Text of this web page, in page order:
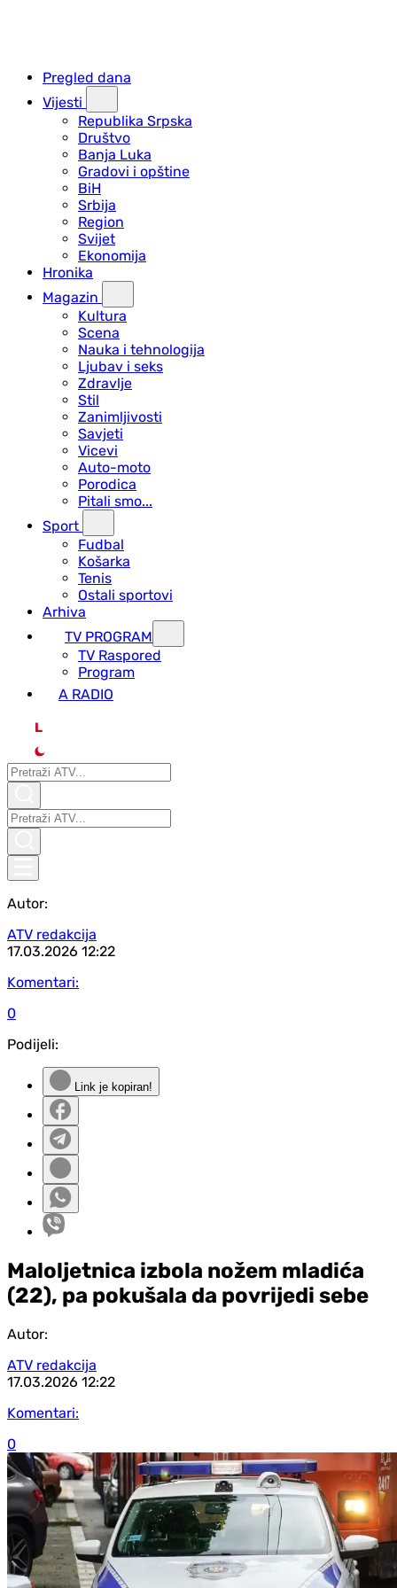
Pregled dana
Vijesti
Republika Srpska
Društvo
Banja Luka
Gradovi i opštine
BiH
Srbija
Region
Svijet
Ekonomija
Hronika
Magazin
Kultura
Scena
Nauka i tehnologija
Ljubav i seks
Zdravlje
Stil
Zanimljivosti
Savjeti
Vicevi
Auto-moto
Porodica
Pitali smo...
Sport
Fudbal
Košarka
Tenis
Ostali sportovi
Arhiva
TV PROGRAM
ТV Raspored
Program
A RADIO
L
Autor:
ATV redakcija
17.03.2026 12:22
Komentari:
0
Podijeli:
Link je kopiran!
Maloljetnica izbola nožem mladića
(22), pa pokušala da povrijedi sebe
Autor:
ATV redakcija
17.03.2026 12:22
Komentari:
0